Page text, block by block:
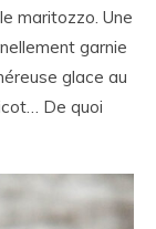
maritozzo. Une
garnie
glace au
De quoi